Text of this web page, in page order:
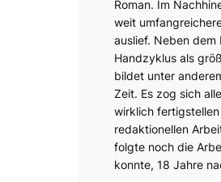
Roman. Im
weit
auslief. Neben
Handzyklus als
bildet unter
Zeit. Es zog sich
wirklich
redaktionellen
folgte noch die
konnte, 18 Jahre